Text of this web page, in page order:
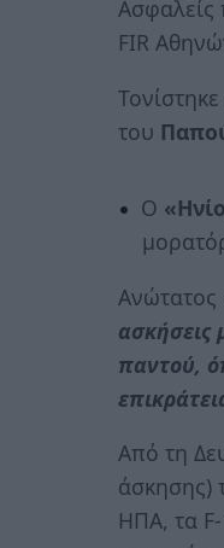
Ασφαλείς
FIR
του
Ο
Ανώτατος
ασκήσεις
παντού,
Από τη
άσκησης)
ΗΠΑ, τα